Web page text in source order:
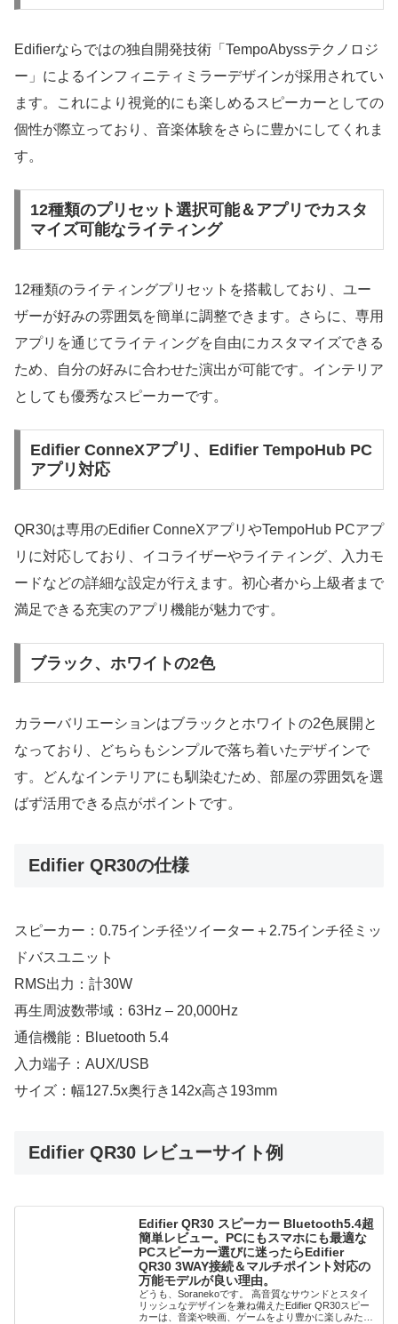
Edifierならではの独自開発技術「TempoAbyssテクノロジ
ー」によるインフィニティミラーデザインが採用されてい
ます。これにより視覚的にも楽しめるスピーカーとしての
個性が際立っており、音楽体験をさらに豊かにしてくれま
す。
12種類のプリセット選択可能＆アプリでカスタ
マイズ可能なライティング
12種類のライティングプリセットを搭載しており、ユー
ザーが好みの雰囲気を簡単に調整できます。さらに、専用
アプリを通じてライティングを自由にカスタマイズできる
ため、自分の好みに合わせた演出が可能です。インテリア
としても優秀なスピーカーです。
Edifier ConneXアプリ、Edifier TempoHub PC
アプリ対応
QR30は専用のEdifier ConneXアプリやTempoHub PCアプ
リに対応しており、イコライザーやライティング、入力モ
ードなどの詳細な設定が行えます。初心者から上級者まで
満足できる充実のアプリ機能が魅力です。
ブラック、ホワイトの2色
カラーバリエーションはブラックとホワイトの2色展開と
なっており、どちらもシンプルで落ち着いたデザインで
す。どんなインテリアにも馴染むため、部屋の雰囲気を選
ばず活用できる点がポイントです。
Edifier QR30の仕様
スピーカー：0.75インチ径ツイーター＋2.75インチ径ミッ
ドバスユニット
RMS出力：計30W
再生周波数帯域：63Hz – 20,000Hz
通信機能：Bluetooth 5.4
入力端子：AUX/USB
サイズ：幅127.5x奥行き142x高さ193mm
Edifier QR30 レビューサイト例
Edifier QR30 スピーカー Bluetooth5.4超
簡単レビュー。PCにもスマホにも最適な
PCスピーカー選びに迷ったらEdifier
QR30 3WAY接続＆マルチポイント対応の
万能モデルが良い理由。
どうも、Soranekoです。 高音質なサウンドとスタイ
リッシュなデザインを兼ね備えたEdifier QR30スピー
カーは、音楽や映画、ゲームをより豊かに楽しみたい